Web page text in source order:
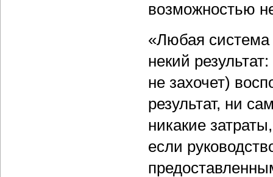
возможностью
«Любая система
некий
не захочет)
результат, ни
никакие
если